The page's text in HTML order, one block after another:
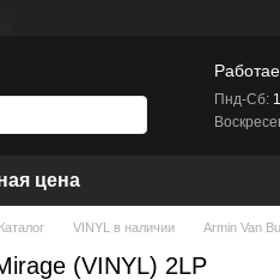
Пнд-Сб:
цена
Каталог VINYL в наличии Armin Van
(VINYL) 2LP